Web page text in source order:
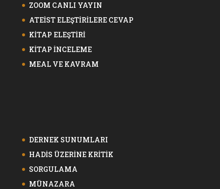
ZOOM CANLI YAYIN
ATEİST ELEŞTİRİLERE CEVAP
KİTAP ELEŞTİRİ
KİTAP İNCELEME
MEAL VE KAVRAM
DERNEK SUNUMLARI
HADİS ÜZERİNE KRİTİK
SORGULAMA
MÜNAZARA